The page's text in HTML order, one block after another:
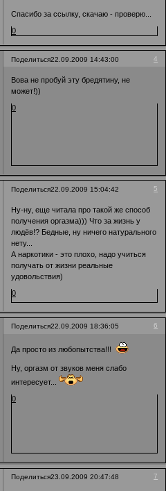
Спасибо за ссылку, скачаю - проверю...
0
Поделиться 4
22.09.2009 14:43:00
Вова не пробуй эту бредятину, не
может!))
0
Поделиться 5
22.09.2009 15:04:42
Ну-ну, еще читала про такой же способ
получения оргазма))) Что за жизнь у
людёв!? Бедные, ну ничего натурального
нету...
А наркотики - это плохо, надо учиться
получать от жизни реальные
удовольствия)
0
Поделиться 6
22.09.2009 18:36:05
Да просто из любопытства!!!
Ну, оргазм от звуков меня слабо
интересует...
0
Поделиться 7
23.09.2009 20:47:48